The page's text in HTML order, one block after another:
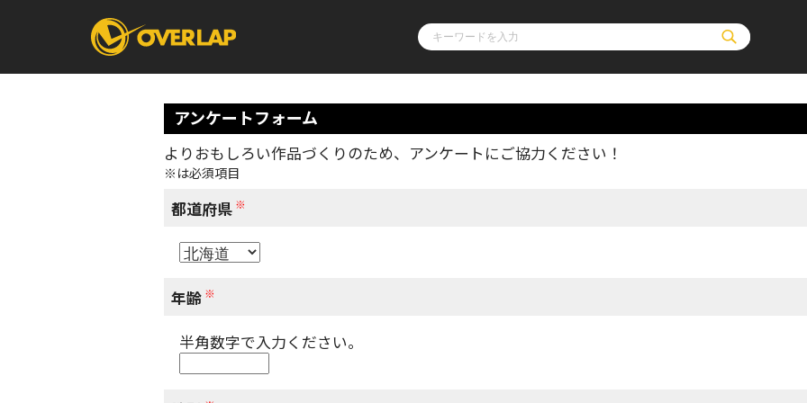
コミック
コミッククリエ
オーバーラップ文庫
アンケートフォーム
よりおもしろい作品づくりのため、アンケートにご協力ください！
※は必須項目
都道府県 ※
年齢 ※
半角数字で入力ください。